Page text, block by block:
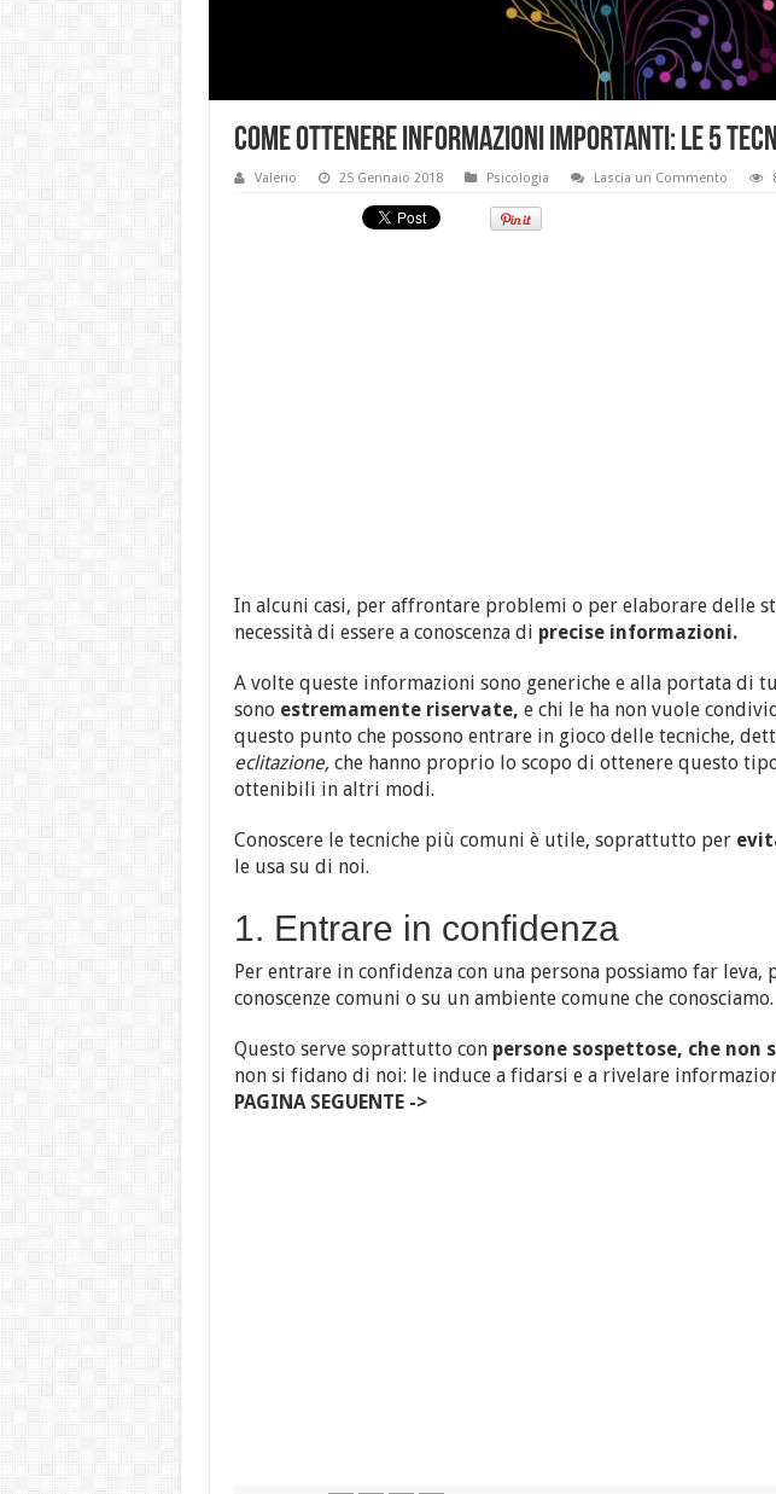
Come ottenere informazioni importanti: le 5
Valerio 25 Gennaio 2018 Psicologia Lascia un Commento
In alcuni casi, per affrontare problemi o per elaborare delle
necessità di essere a conoscenza di precise informazioni.
A volte queste informazioni sono generiche e alla portata di
sono estremamente riservate, e chi le ha non vuole
questo punto che possono entrare in gioco delle tecniche,
eclitazione, che hanno proprio lo scopo di ottenere questo
ottenibili in altri modi.
Conoscere le tecniche più comuni è utile, soprattutto per
le usa su di noi.
1. Entrare in confidenza
Per entrare in confidenza con una persona possiamo far leva,
conoscenze comuni o su un ambiente comune che conosciamo.
Questo serve soprattutto con persone sospettose, che non
non si fidano di noi: le induce a fidarsi e a rivelare
PAGINA SEGUENTE ->